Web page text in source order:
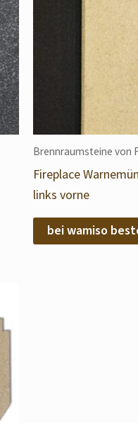
Brennraumsteine von
Fireplace
links vorne
bei wamiso